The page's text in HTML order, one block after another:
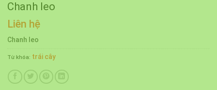
Chanh leo
Liên hệ
Chanh leo
Từ khóa: trái cây